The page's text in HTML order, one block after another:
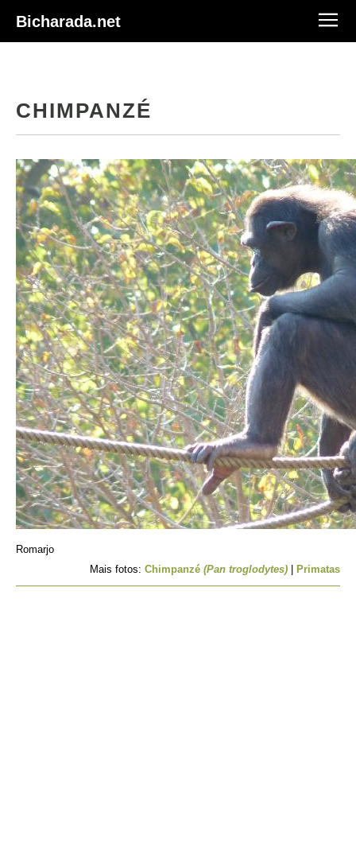
Bicharada.net
CHIMPANZÉ
Romarjo
Mais fotos: Chimpanzé (Pan troglodytes) Primatas